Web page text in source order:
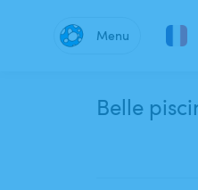
Menu
Belle